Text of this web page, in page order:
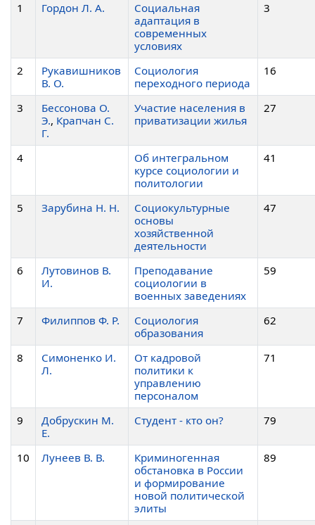
1 Гордон Л. А.
Социальная
адаптация в
современных
условиях
3
2
Рукавишников
В. О.
Социология
переходного периода
16
3
Бессонова О.
Э., Крапчан С.
Г.
Участие населения в
приватизации жилья
27
4
Об интегральном
курсе социологии и
политологии
41
5 Зарубина Н. Н.
Социокультурные
основы
хозяйственной
деятельности
47
6
Лутовинов В.
И.
Преподавание
социологии в
военных заведениях
59
7 Филиппов Ф. Р.
Социология
образования
62
8
Симоненко И.
Л.
От кадровой
политики к
управлению
персоналом
71
9
Добрускин М.
Е.
Студент - кто он? 79
10 Лунеев В. В.
Криминогенная
обстановка в России
и формирование
новой политической
элиты
89